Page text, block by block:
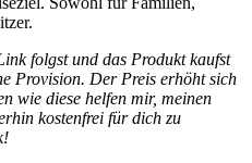
folgst und das Produkt kaufst
Provision. Der Preis erhöht sich
wie diese helfen mir, meinen
kostenfrei für dich zu